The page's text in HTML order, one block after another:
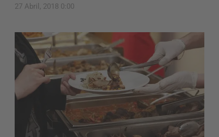
27 Abril, 2018 0:00